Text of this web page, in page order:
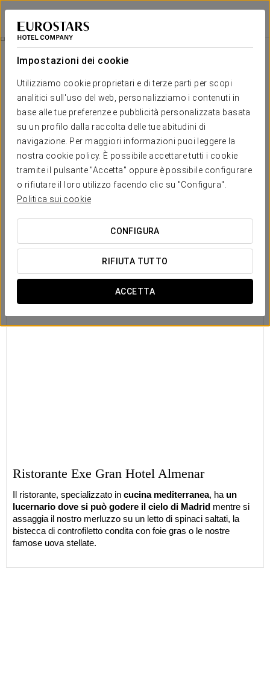
Impostazioni dei cookie
Utilizziamo cookie proprietari e di terze parti per scopi
analitici sull'uso del web, personalizziamo i contenuti in
base alle tue preferenze e pubblicità personalizzata basata
su un profilo dalla raccolta delle tue abitudini di
navigazione. Per maggiori informazioni puoi leggere la
nostra cookie policy. È possibile accettare tutti i cookie
tramite il pulsante "Accetta" oppure è possibile configurare
o rifiutare il loro utilizzo facendo clic su "Configura".
Politica sui cookie
CONFIGURA
RIFIUTA TUTTO
ACCETTA
Exe Gran Hotel Almenar
MADRID
Ristorazione
Ristorante Exe Gran Hotel Almenar
Il ristorante, specializzato in cucina mediterranea, ha un
lucernario dove si può godere il cielo di Madrid mentre si
assaggia il nostro merluzzo su un letto di spinaci saltati, la
bistecca di controfiletto condita con foie gras o le nostre
famose uova stellate.